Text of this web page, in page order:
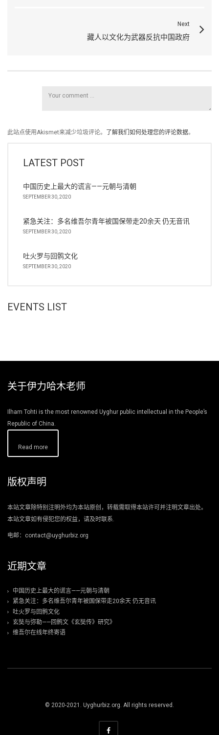
Next
藏人以文化为武器反抗中国政府
此站点使用Akismet来减少垃圾评论。 了解我们如何处理您的评论数据。
LATEST POST
中国历史上最大的谎言——元朝与清朝
SEPTEMBER 30, 2020
紧急关注：多名维吾尔青年被国保带走20余天 仍无音讯
SEPTEMBER 30, 2020
吐火罗与回鹘文化
SEPTEMBER 30, 2020
EVENTS LIST
关于伊力哈木老师
Ilham Tohti is the most renowned Uyghur public intellectual in the People’s
Republic of China.
Read more
版权声明
本站文章除特别注明外均为本站原创，转载需取得本站许可并注明文章出处。
本站文章如有侵犯您的权益，请及时联系.
电邮：contact@uyghurbiz.org
近期文章
中国历史上最大的谎言——元朝与清朝
紧急关注：多名维吾尔青年被国保带走20余天 仍无音讯
吐火罗与回鹘文化
玄奘与弥勒——回鹘文《玄奘传》研究》
维吾尔在线年终寄语
© 2020-2021. Uyghurbiz.org. All rights reserved.